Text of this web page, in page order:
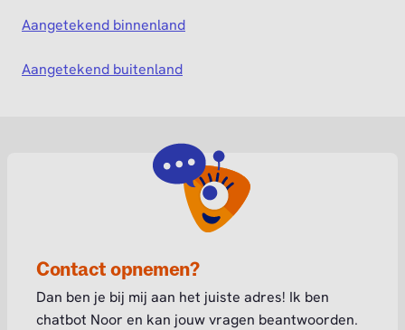
Aangetekend binnenland
Aangetekend buitenland
Contact opnemen?
Dan ben je bij mij aan het juiste adres! Ik ben
chatbot Noor en kan jouw vragen beantwoorden.